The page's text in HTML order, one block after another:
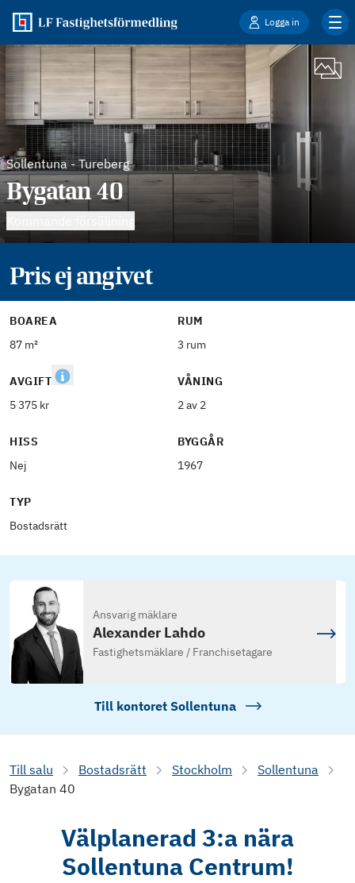
Logga in
Sollentuna-Tureberg
Bygatan 40
Pris ej angivet
BOAREA
87 m²
RUM
3 rum
AVGIFT
5 375 kr
VÅNING
2 av 2
HISS
Nej
BYGGÅR
1967
TYP
Bostadsrätt
Ansvarig mäklare
Alexander Lahdo
Fastighetsmäklare / Franchisetagare
Till kontoret Sollentuna
Till salu Bostadsrätt Stockholm
Sollentuna
Bygatan 40
Välplanerad 3:a nära
Sollentuna Centrum!